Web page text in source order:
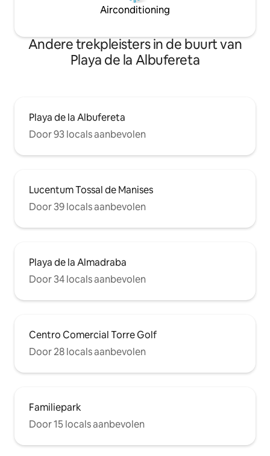
Airconditioning
Andere trekpleisters in de buurt van
Playa de la Albufereta
Playa de la Albufereta
Door 93 locals aanbevolen
Lucentum Tossal de Manises
Door 39 locals aanbevolen
Playa de la Almadraba
Door 34 locals aanbevolen
Centro Comercial Torre Golf
Door 28 locals aanbevolen
Familiepark
Door 15 locals aanbevolen